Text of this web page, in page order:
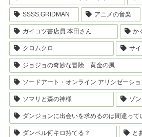
SSSS.GRIDMAN アニメの音楽
ガイコツ書店員 本田さん か
クロムクロ サ
ジョジョの奇妙な冒険 黄金の風
ソードアート・オンライン アリシゼーショ
ソマリと森の神様 ゾ
ダンジョンに出会いを求めるのは間違って
ダンベル何キロ持てる？ と